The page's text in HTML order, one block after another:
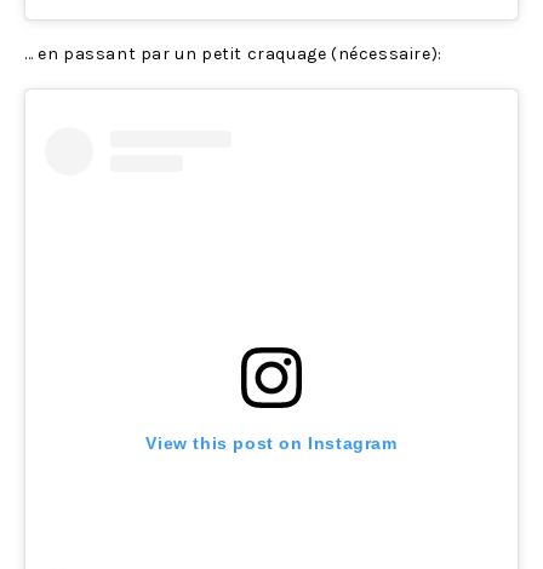
… en passant par un petit craquage (nécessaire):
View this post on Instagram